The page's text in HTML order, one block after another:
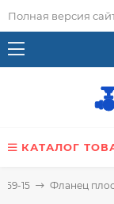
Полная версия
КАТАЛОГ
15 Фланец